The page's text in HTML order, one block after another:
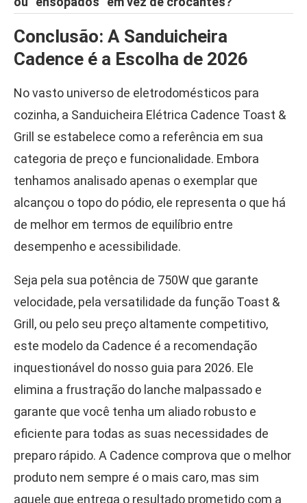
Conclusão: A Sanduicheira
Cadence é a Escolha de 2026
No vasto universo de eletrodomésticos para
cozinha, a Sanduicheira Elétrica Cadence Toast &
Grill se estabelece como a referência em sua
categoria de preço e funcionalidade. Embora
tenhamos analisado apenas o exemplar que
alcançou o topo do pódio, ele representa o que há
de melhor em termos de equilíbrio entre
desempenho e acessibilidade.
Seja pela sua potência de 750W que garante
velocidade, pela versatilidade da função Toast &
Grill, ou pelo seu preço altamente competitivo,
este modelo da Cadence é a recomendação
inquestionável do nosso guia para 2026. Ele
elimina a frustração do lanche malpassado e
garante que você tenha um aliado robusto e
eficiente para todas as suas necessidades de
preparo rápido. A Cadence comprova que o melhor
produto nem sempre é o mais caro, mas sim
aquele que entrega o resultado prometido com a